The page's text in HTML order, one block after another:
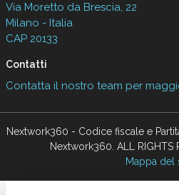
Via Moretto da Brescia, 22
Milano - Italia
CAP 20133
Contatti
Contatta il nostro team per
Nextwork360 - Codice fiscale e
Nextwork360. ALL RIGHTS
Mappa del